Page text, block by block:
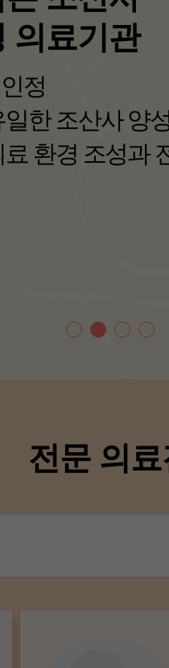
를 책임지는
수의료체계 구
기
전문 의료